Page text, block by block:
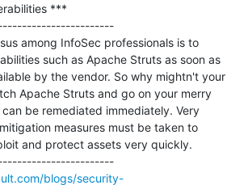
***
among InfoSec professionals is to
such as Apache Struts as soon as
by the vendor. So why mightn't your
Apache Struts and go on your merry
be remediated immediately. Very
measures must be taken to
and protect assets very quickly.
---------------------------------------------
blogs/security-